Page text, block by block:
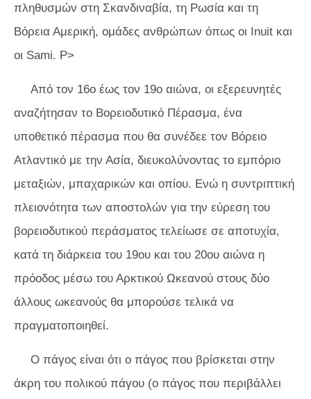
πληθυσμών στη Σκανδιναβία, τη Ρωσία και τη
Βόρεια Αμερική, ομάδες ανθρώπων όπως οι Inuit και
οι Sami. P>
Από τον 16ο έως τον 19ο αιώνα, οι εξερευνητές
αναζήτησαν το Βορειοδυτικό Πέρασμα, ένα
υποθετικό πέρασμα που θα συνέδεε τον Βόρειο
Ατλαντικό με την Ασία, διευκολύνοντας το εμπόριο
μεταξιών, μπαχαρικών και οπίου. Ενώ η συντριπτική
πλειονότητα των αποστολών για την εύρεση του
βορειοδυτικού περάσματος τελείωσε σε αποτυχία,
κατά τη διάρκεια του 19ου και του 20ου αιώνα η
πρόοδος μέσω του Αρκτικού Ωκεανού στους δύο
άλλους ωκεανούς θα μπορούσε τελικά να
πραγματοποιηθεί.
Ο πάγος είναι ότι ο πάγος που βρίσκεται στην
άκρη του πολικού πάγου (ο πάγος που περιβάλλει